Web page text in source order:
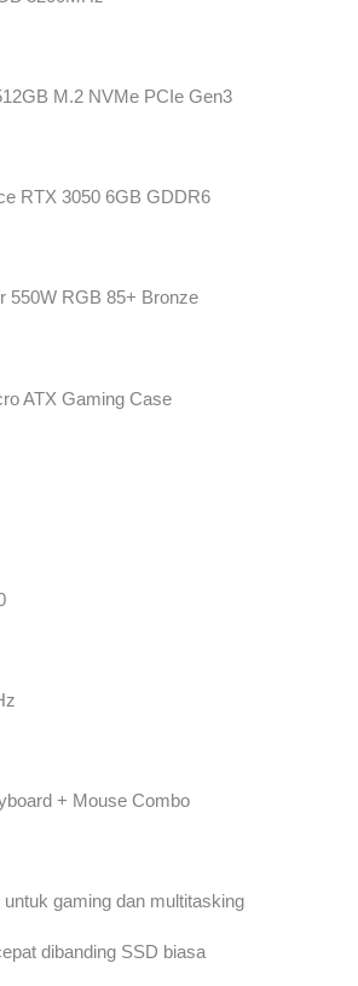
M.2 NVMe PCIe Gen3
RTX 3050 6GB GDDR6
550W RGB 85+ Bronze
ATX Gaming Case
+ Mouse Combo
gaming dan multitasking
dibanding SSD biasa